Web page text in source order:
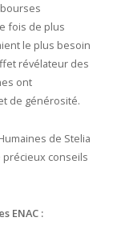
fois de plus
le plus besoin
révélateur des
ont
de générosité.
de Stelia
conseils
ENAC :